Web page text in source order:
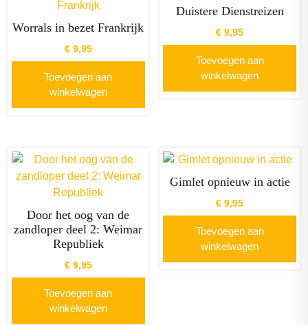
Worrals in bezet Frankrijk
€9,95
Toevoegen aan
winkelwagen
Duistere Dienstreizen
€ 9,95
Toevoegen aan
winkelwagen
Door het oog van de
zandloper deel 2: Weimar
Republiek
€9,95
Toevoegen aan
winkelwagen
Gimlet opnieuw in actie
€ 9,95
Toevoegen aan
winkelwagen